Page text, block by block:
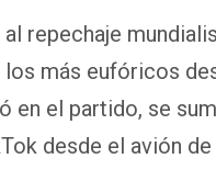
repechaje
más eufóricos
en el partido, se
desde el avión